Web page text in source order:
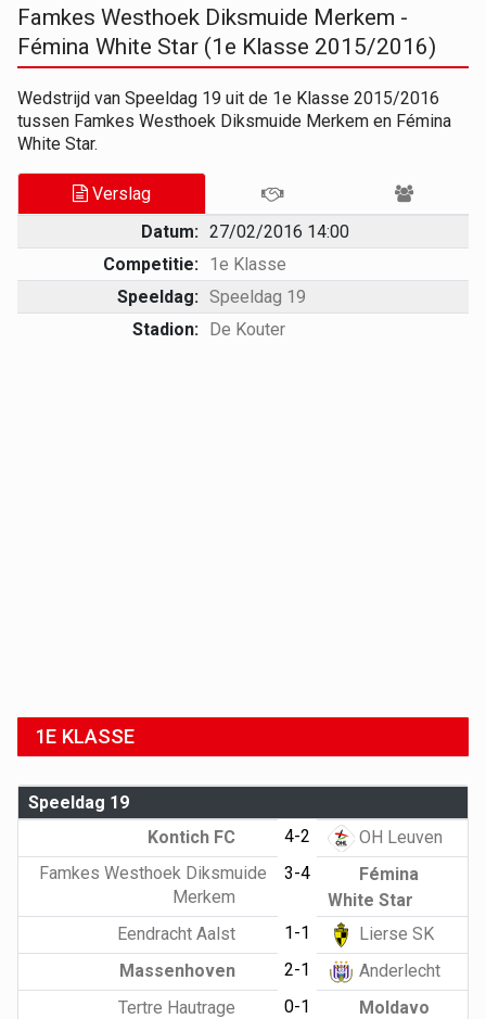
Famkes Westhoek Diksmuide Merkem -
Fémina White Star (1e Klasse 2015/2016)
Wedstrijd van Speeldag 19 uit de 1e Klasse 2015/2016
tussen Famkes Westhoek Diksmuide Merkem en Fémina
White Star.
Verslag
Datum: 27/02/2016 14:00
Competitie: 1e Klasse
Speeldag: Speeldag 19
Stadion: De Kouter
1E KLASSE
Speeldag 19
Kontich FC
4-2
OH Leuven
Famkes Westhoek Diksmuide
Merkem
3-4
Fémina
White Star
Eendracht Aalst
1-1
Lierse SK
Massenhoven
2-1
Anderlecht
Tertre Hautrage
0-1
Moldavo